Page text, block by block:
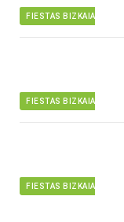
FIESTAS BIZKAIA
FIESTAS BIZKAIA
FIESTAS BIZKAIA